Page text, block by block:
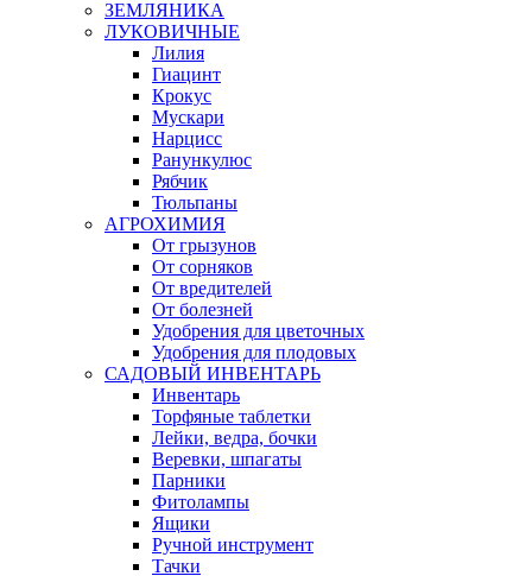
ЗЕМЛЯНИКА
ЛУКОВИЧНЫЕ
Лилия
Гиацинт
Крокус
Мускари
Нарцисс
Ранункулюс
Рябчик
Тюльпаны
АГРОХИМИЯ
От грызунов
От сорняков
От вредителей
От болезней
Удобрения для цветочных
Удобрения для плодовых
САДОВЫЙ ИНВЕНТАРЬ
Инвентарь
Торфяные таблетки
Лейки, ведра, бочки
Веревки, шпагаты
Парники
Фитолампы
Ящики
Ручной инструмент
Тачки